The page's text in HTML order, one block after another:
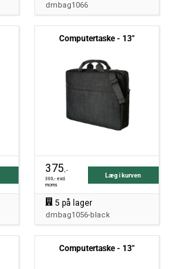
dmbag1066
Computertaske - 13"
375,-
300,- excl.
moms
Læg i kurven
5 på lager
dmbag1056-black
Computertaske - 13"